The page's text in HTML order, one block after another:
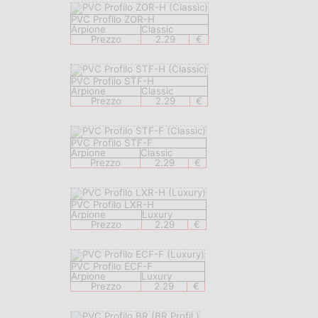
PVC Profilo ZOR-H
Arpione
Classic
Prezzo
2.29 €
PVC Profilo STF-H
Arpione
Classic
Prezzo
2.29 €
PVC Profilo STF-F
Arpione
Classic
Prezzo
2.29 €
PVC Profilo LXR-H
Arpione
Luxury
Prezzo
2.29 €
PVC Profilo ECF-F
Arpione
Luxury
Prezzo
2.29 €